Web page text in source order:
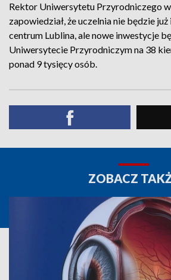
Rektor Uniwersytetu Przyrodniczego
zapowiedział, że uczelnia nie będzie
centrum Lublina, ale nowe inwestycje
Uniwersytecie Przyrodniczym na 38
ponad 9 tysięcy osób.
ZOBACZ